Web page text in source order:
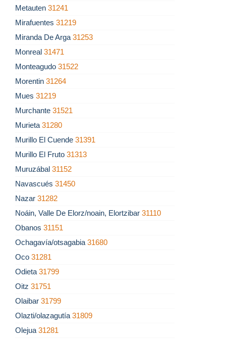
Metauten 31241
Mirafuentes 31219
Miranda De Arga 31253
Monreal 31471
Monteagudo 31522
Morentin 31264
Mues 31219
Murchante 31521
Murieta 31280
Murillo El Cuende 31391
Murillo El Fruto 31313
Muruzábal 31152
Navascués 31450
Nazar 31282
Noáin, Valle De Elorz/noain, Elortzibar 31110
Obanos 31151
Ochagavía/otsagabia 31680
Oco 31281
Odieta 31799
Oitz 31751
Olaibar 31799
Olazti/olazagutía 31809
Olejua 31281